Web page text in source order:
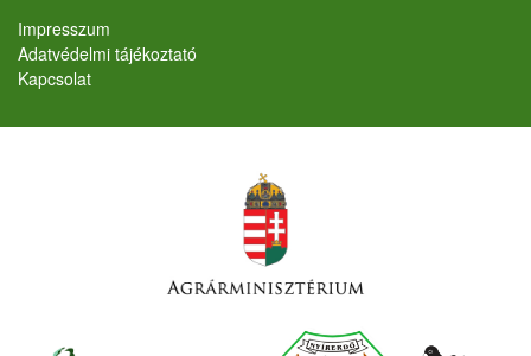
Lábléc
Impresszum
Adatvédelmi tájékoztató
Kapcsolat